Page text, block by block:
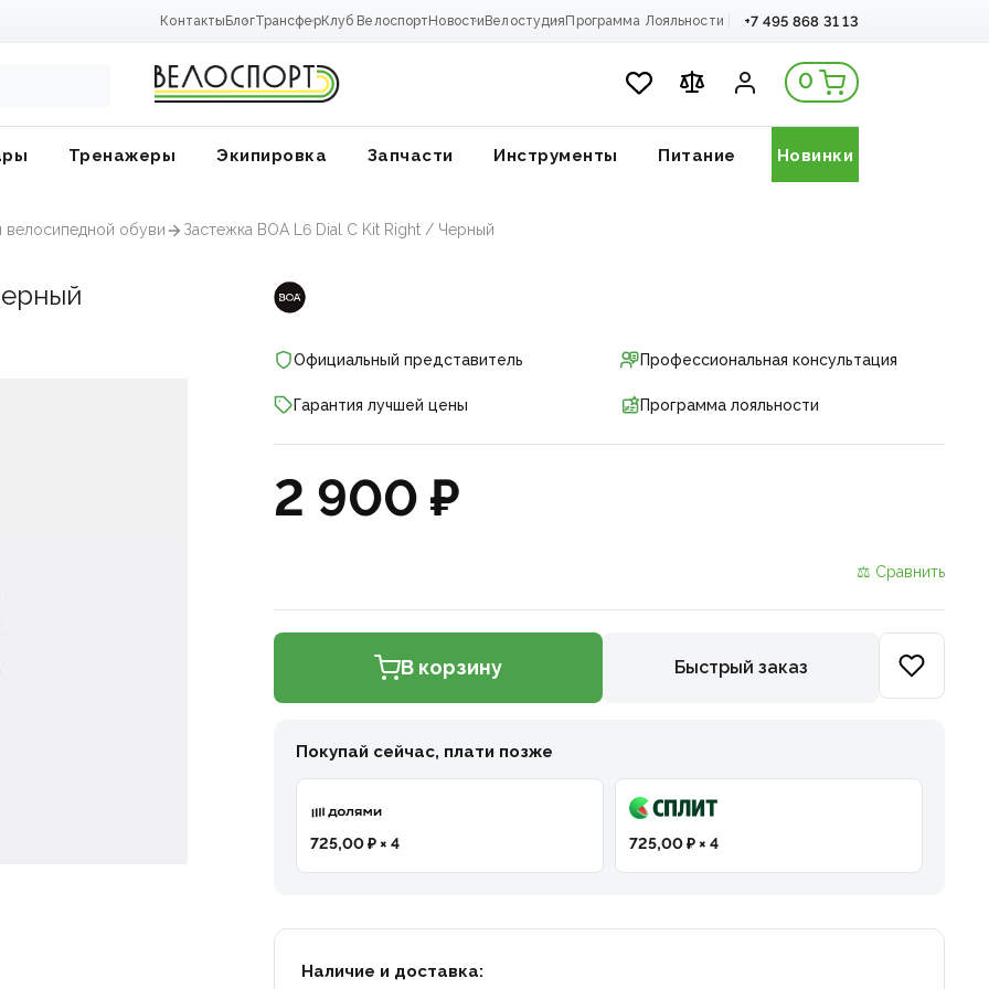
Контакты БлогТрансферКлуб Велоспорт Новости Велостудия Программа Лояльности +7 495 868 31 13
0
Тренажеры Экипировка Запчасти Инструменты Питание Новинки
велосипедной обуви Застежка BOA L6 Dial C Kit Right / Черный
Официальный представитель Профессиональная консультация
Гарантия лучшей цены Программа лояльности
2 900 ₽
⚖ Сравнить
В корзину Быстрый заказ
Покупай сейчас, плати позже
725,00 ₽ × 4 725,00 ₽ × 4
Наличие и доставка: